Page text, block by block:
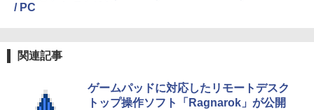
/ PC
関連記事
ゲームパッドに対応したリモートデスク
トップ操作ソフト「Ragnarok」が公開